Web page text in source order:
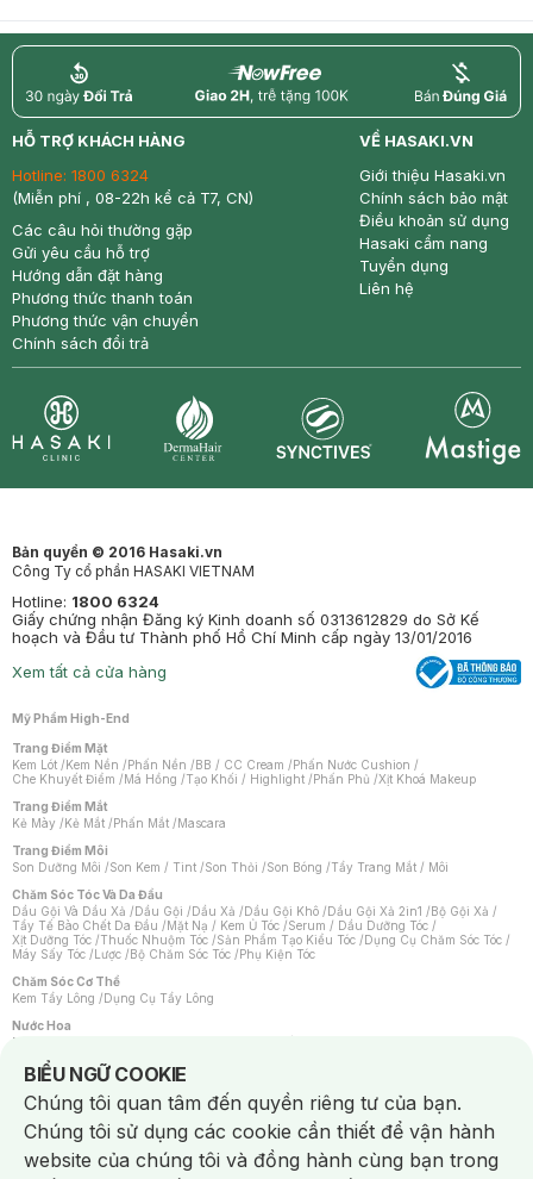
return nowfree price
HỖ TRỢ KHÁCH HÀNG
Hotline: 1800 6324
(Miễn phí , 08-22h kể cả T7, CN)
Các câu hỏi thường gặp
Gửi yêu cầu hỗ trợ
Hướng dẫn đặt hàng
Phương thức thanh toán
Phương thức vận chuyển
Chính sách đổi trả
VỀ HASAKI.VN
Giới thiệu Hasaki.vn
Chính sách bảo mật
Điều khoản sử dụng
Hasaki cẩm nang
Tuyển dụng
Liên hệ
Bản quyền © 2016 Hasaki.vn
Công Ty cổ phần HASAKI VIETNAM
Hotline: 1800 6324
Giấy chứng nhận Đăng ký Kinh doanh số 0313612829 do Sở Kế
hoạch và Đầu tư Thành phố Hồ Chí Minh cấp ngày 13/01/2016
Xem tất cả cửa hàng
Mỹ Phẩm High-End
Trang Điểm Mặt
Kem Lót /Kem Nền /Phấn Nền /BB / CC Cream /Phấn Nước Cushion /
Che Khuyết Điểm /Má Hồng /Tạo Khối / Highlight /Phấn Phủ /Xịt Khoá Makeup
Trang Điểm Mắt
Kẻ Mày /Kẻ Mắt /Phấn Mắt /Mascara
Trang Điểm Môi
Son Dưỡng Môi /Son Kem / Tint /Son Thỏi /Son Bóng /Tẩy Trang Mắt / Môi
Chăm Sóc Tóc Và Da Đầu
Dầu Gội Và Dầu Xả /Dầu Gội /Dầu Xả /Dầu Gội Khô /Dầu Gội Xả 2in1 /Bộ Gội Xả /
Tẩy Tế Bào Chết Da Đầu /Mặt Nạ / Kem Ủ Tóc /Serum / Dầu Dưỡng Tóc /
Xịt Dưỡng Tóc /Thuốc Nhuộm Tóc /Sản Phẩm Tạo Kiểu Tóc /Dụng Cụ Chăm Sóc Tóc /
Máy Sấy Tóc /Lược /Bộ Chăm Sóc Tóc /Phụ Kiện Tóc
Chăm Sóc Cơ Thể
Kem Tẩy Lông /Dụng Cụ Tẩy Lông
Nước Hoa
Nước Hoa Nữ
Chăm Sóc Cá Nhân
Chống Muỗi /Khẩu Trang /Máy Massage/Mặt Nạ Xông Hơi /Nước Rửa Tay/
Sản Phẩm Chăm Sóc Khác /Bàn Chải Đánh Răng /Bàn Chải Điện/
Hỗ Trợ Trắng Răng/Kem Đánh Răng /Máy Tăm Nước/ Nước Súc Miệng/
Tăm / Chỉ Nha Khoa/ Xịt Thơm Miệng / Dung Dịch Vệ Sinh/Dưỡng Vùng Kín/
Khăn Ướt Vệ Sinh Vùng Kín/Băng Vệ Sinh/Tampon/Bọt Cạo Râu /Dao Cạo Râu/
Máy Cạo Râu
BIỂU NGỮ COOKIE
Notice about cookies usage
Chúng tôi quan tâm đến quyền riêng tư của bạn.
Chúng tôi sử dụng các cookie cần thiết để vận hành
website của chúng tôi và đồng hành cùng bạn trong